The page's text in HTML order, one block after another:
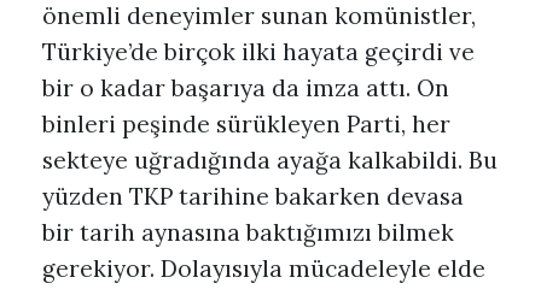
önemli deneyimler sunan komünistler,
Türkiye’de birçok ilki hayata geçirdi ve
bir o kadar başarıya da imza attı. On
binleri peşinde sürükleyen Parti, her
sekteye uğradığında ayağa kalkabildi. Bu
yüzden TKP tarihine bakarken devasa
bir tarih aynasına baktığımızı bilmek
gerekiyor. Dolayısıyla mücadeleyle elde